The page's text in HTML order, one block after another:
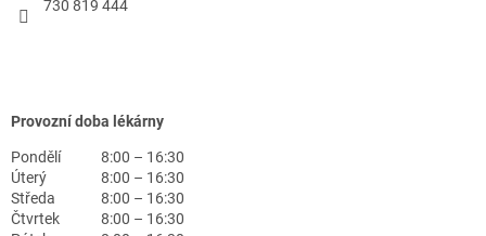
730 819 444
Provozní doba lékárny
Pondělí
8:00 – 16:30
Úterý
8:00 – 16:30
Středa
8:00 – 16:30
Čtvrtek
8:00 – 16:30